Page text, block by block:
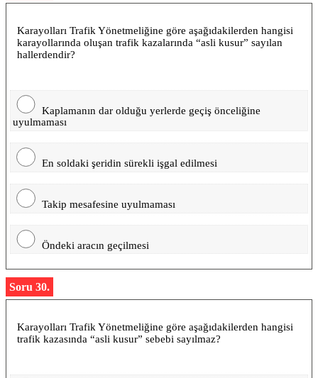
Karayolları Trafik Yönetmeliğine göre aşağıdakilerden hangisi
karayollarında oluşan trafik kazalarında “asli kusur” sayılan
hallerdendir?
Kaplamanın dar olduğu yerlerde geçiş önceliğine
uyulmaması
En soldaki şeridin sürekli işgal edilmesi
Takip mesafesine uyulmaması
Öndeki aracın geçilmesi
Soru 30.
Karayolları Trafik Yönetmeliğine göre aşağıdakilerden hangisi
trafik kazasında “asli kusur” sebebi sayılmaz?